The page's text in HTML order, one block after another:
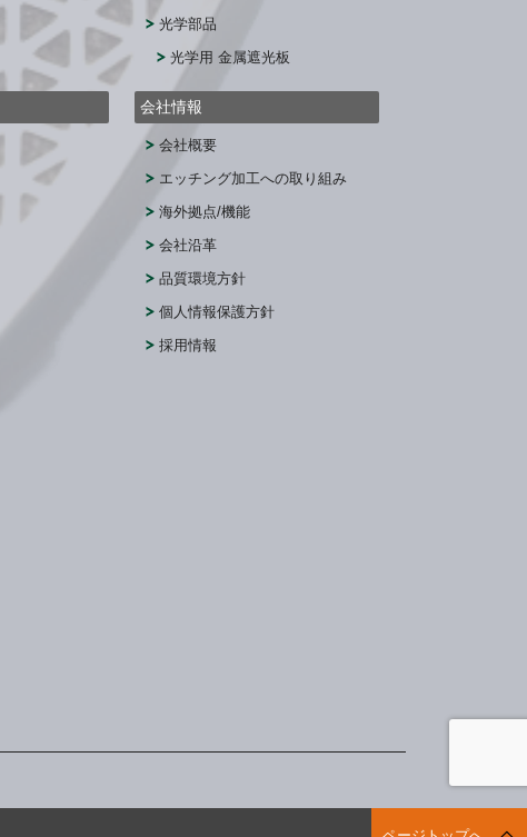
光学部品
光学用 金属遮光板
会社情報
会社概要
エッチング加工への取り組み
海外拠点/機能
会社沿革
品質環境方針
個人情報保護方針
採用情報